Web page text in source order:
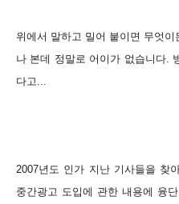
위에서 말하고 밀어 붙이면 무엇
나 본데 정말로 어이가 없습니다.
다고...
2007년도 인가 지난 기사들을 찾
중간광고 도입에 관한 내용에 융